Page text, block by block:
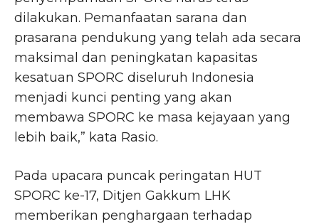
dilakukan. Pemanfaatan sarana dan
prasarana pendukung yang telah ada secara
maksimal dan peningkatan kapasitas
kesatuan SPORC diseluruh Indonesia
menjadi kunci penting yang akan
membawa SPORC ke masa kejayaan yang
lebih baik,” kata Rasio.
Pada upacara puncak peringatan HUT
SPORC ke-17, Ditjen Gakkum LHK
memberikan penghargaan terhadap